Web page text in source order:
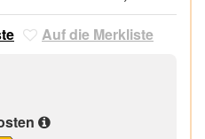
Flaschenregal,
Auf die Merkliste